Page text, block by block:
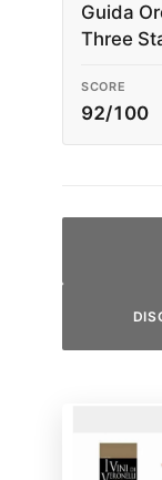
Guida
Three
SCORE
92/100